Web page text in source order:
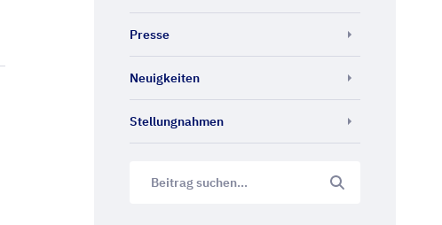
Presse
Neuigkeiten
Stellungnahmen